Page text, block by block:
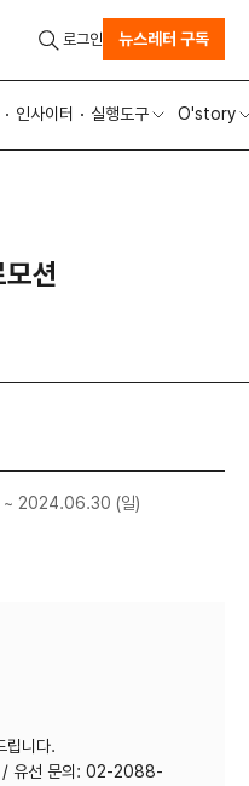
인사이터 실행도구 O'story
로그인 뉴스레터 구독
션
2024.06.30 (일)
립니다.
유선 문의: 02-2088-